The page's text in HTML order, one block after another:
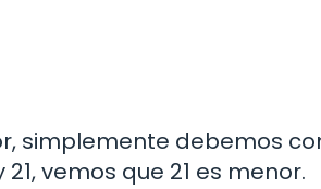
simplemente debemos
vemos que 21 es menor.